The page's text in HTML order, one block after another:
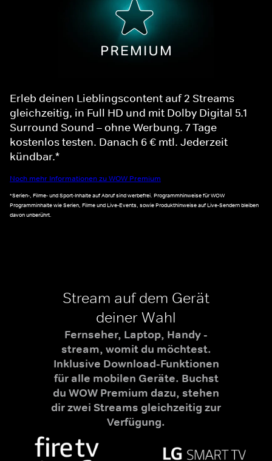
Erleb deinen Lieblingscontent auf 2 Streams
gleichzeitig, in Full HD und mit Dolby Digital 5.1
Surround Sound – ohne Werbung. 7 Tage
kostenlos testen. Danach 6 € mtl. Jederzeit
kündbar.*
Noch mehr Informationen zu WOW Premium
*Serien-, Filme- und Sport-Inhalte auf Abruf sind werbefrei. Programmhinweise für WOW
Programminhalte wie Serien, Filme und Live-Events, sowie Produkthinweise auf Live-Sendern bleiben
davon unberührt.
Stream auf dem Gerät
deiner Wahl
Fernseher, Laptop, Handy -
stream, womit du möchtest.
Inklusive Download-Funktionen
für alle mobilen Geräte. Buchst
du WOW Premium dazu, stehen
dir zwei Streams gleichzeitig zur
Verfügung.